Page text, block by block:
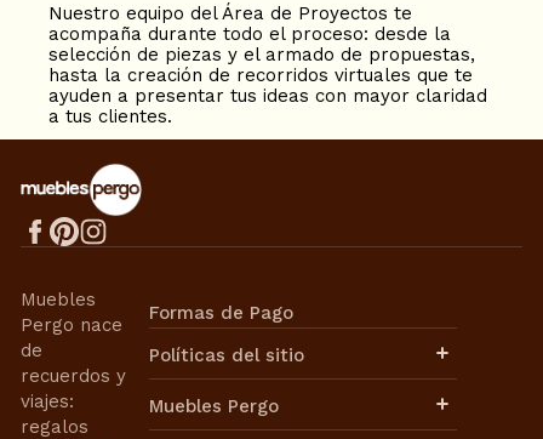
Nuestro equipo del Área de Proyectos te
acompaña durante todo el proceso: desde la
selección de piezas y el armado de propuestas,
hasta la creación de recorridos virtuales que te
ayuden a presentar tus ideas con mayor claridad
a tus clientes.
Muebles
Pergo nace
de
recuerdos y
viajes:
regalos
Formas de Pago
Políticas del sitio
Términos de Uso
Muebles Pergo